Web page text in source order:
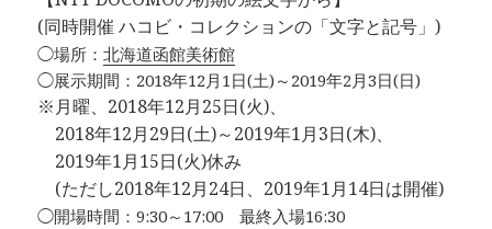
(同時開催 ハコビ・コレクションの「文字と記号」)
◯場所：北海道函館美術館
◯展示期間：2018年12月1日(土)～2019年2月3日(日)
※月曜、2018年12月25日(火)、
2018年12月29日(土)～2019年1月3日(木)、
2019年1月15日(火)休み
(ただし2018年12月24日、2019年1月14日は開催)
◯開場時間：9:30～17:00 最終入場16:30